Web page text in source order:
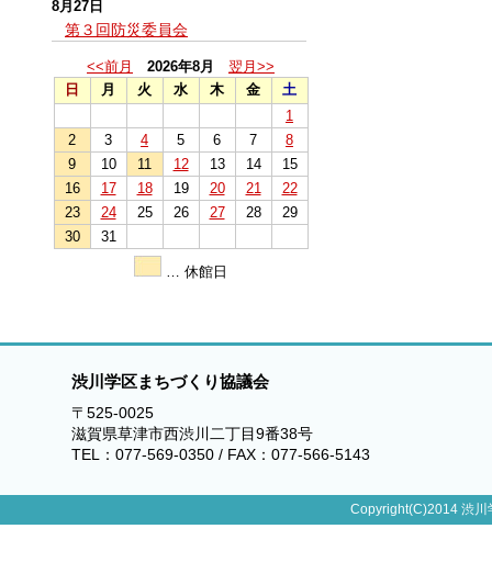
8月27日
第３回防災委員会
<<前月 2026年8月
翌月>>
日
月 火 水 木 金
土
1
2
3 4 5 6 7
8
9
10 11 12 13 14
15
16
17 18 19 20 21
22
23
24 25 26 27 28
29
30
31
… 休館日
渋川学区まちづくり協議会
〒525-0025
滋賀県草津市西渋川二丁目9番38号
TEL：077-569-0350 / FAX：077-566-5143
Copyright(C)2014 渋川